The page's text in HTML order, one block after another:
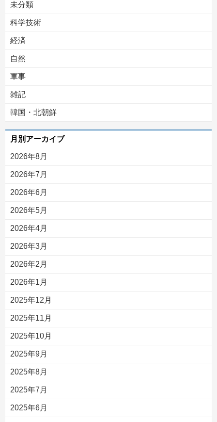
未分類
科学技術
経済
自然
軍事
雑記
韓国・北朝鮮
月別アーカイブ
2026年8月
2026年7月
2026年6月
2026年5月
2026年4月
2026年3月
2026年2月
2026年1月
2025年12月
2025年11月
2025年10月
2025年9月
2025年8月
2025年7月
2025年6月